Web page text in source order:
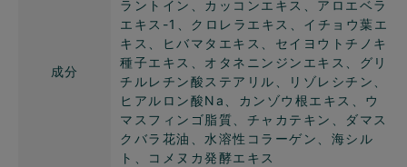
成分
ラントイン、カッコンエキス、アロエベラ
エキス-1、クロレラエキス、イチョウ葉エ
キス、ヒバマタエキス、セイヨウトチノキ
種子エキス、オタネニンジンエキス、グリ
チルレチン酸ステアリル、リゾレシチン、
ヒアルロン酸Na、カンゾウ根エキス、ウ
マスフィンゴ脂質、チャカテキン、ダマス
クバラ花油、水溶性コラーゲン、海シル
ト、コメヌカ発酵エキス